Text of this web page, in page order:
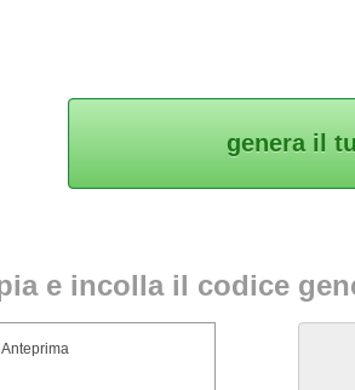
e incolla il codice
Anteprima